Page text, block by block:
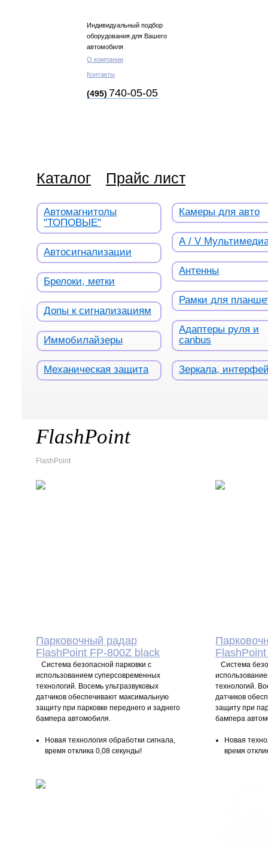
Индивидуальный подбор
оборудования для Вашего
автомобиля
О компании
Контакты
(495) 740-05-05
Каталог Прайс лист
Автомагнитолы
"ТОПОВЫЕ"
Автосигнализации
Брелоки, метки
Допы к сигнализациям
Иммобилайзеры
Механическая защита
Камеры для авто
А / V
Антенны
Рамки для
Адаптеры руля и
canbus
Зеркала,
FlashPoint
FlashPoint
УБ.
Парковочный радар
FlashPoint FP-800Z black
Система безопасной парковки с
использованием суперсовременных
технологий. Восемь ультразвуковых
датчиков обеспечивают максимальную
защиту при парковке переднего и заднего
бампера автомобиля.
Новая технология обработки сигнала,
время отклика 0,08 секунды!
пятью различными способами
Система
технологий.
датчиков
защиту при
бампера
Новая
время